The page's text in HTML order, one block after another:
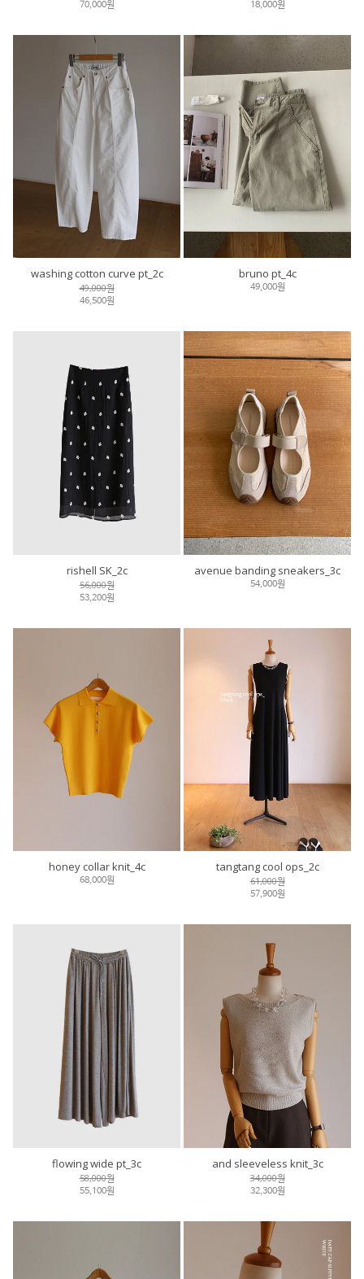
70,000원 18,000원
washing cotton curve pt_2c
49,000원
46,500원
bruno pt_4c
49,000원
rishell SK_2c
56,000원
53,200원
avenue banding sneakers_3c
54,000원
honey collar knit_4c
68,000원
tangtang cool ops_2c
61,000원
57,900원
flowing wide pt_3c
58,000원
55,100원
and sleeveless knit_3c
34,000원
32,300원